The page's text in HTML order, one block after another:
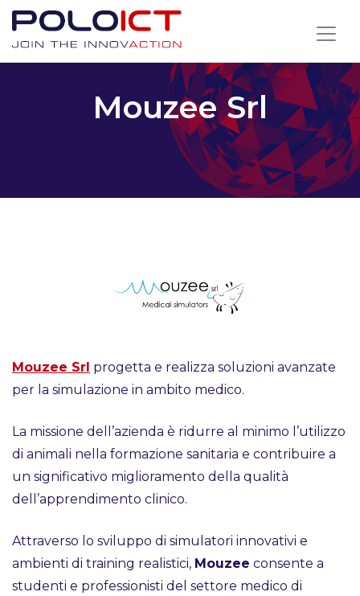
Skip
content
Mouzee Srl
Mouzee Srl progetta e realizza soluzioni avanzate
per la simulazione in ambito medico.
La missione dell’azienda è ridurre al minimo l’utilizzo
di animali nella formazione sanitaria e contribuire a
un significativo miglioramento della qualità
dell’apprendimento clinico.
Attraverso lo sviluppo di simulatori innovativi e
ambienti di training realistici, Mouzee consente a
studenti e professionisti del settore medico di